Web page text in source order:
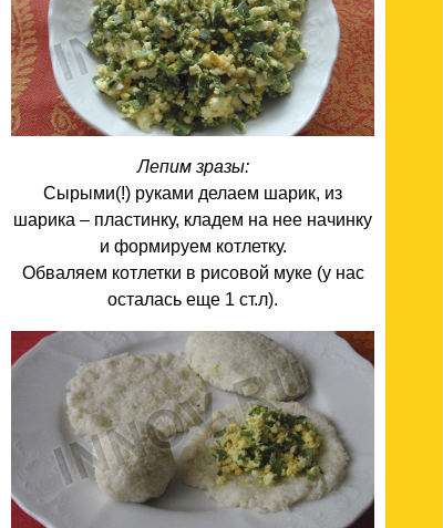
Лепим зразы:
Сырыми(!) руками делаем шарик, из
шарика – пластинку, кладем на нее начинку
и формируем котлетку.
Обваляем котлетки в рисовой муке (у нас
осталась еще 1 ст.л).